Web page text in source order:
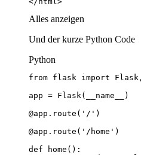
Alles anzeigen
Und der kurze Python Code
Python